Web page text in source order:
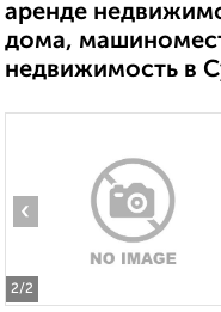
аренде
дома,
недвижимость в
2/2
‹